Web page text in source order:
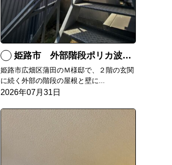
姫路市 外部階段ポリカ波板張替工事
姫路市広畑区蒲田のＭ様邸で、２階の玄関
に続く外部の階段の屋根と壁に...
2026年07月31日